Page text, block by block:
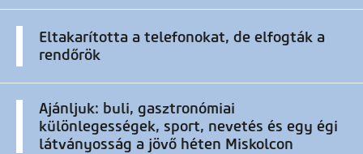
Eltakarította a telefonokat, de elfogták a
rendőrök
Ajánljuk: buli, gasztronómiai
különlegességek, sport, nevetés és egy égi
látványosság a jövő héten Miskolcon